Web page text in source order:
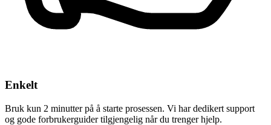
Enkelt
Bruk kun 2 minutter på å starte prosessen. Vi har dedikert support
og gode forbrukerguider tilgjengelig når du trenger hjelp.